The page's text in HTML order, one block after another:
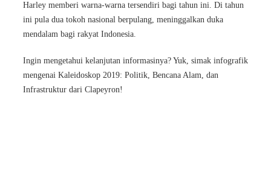
Harley memberi warna-warna tersendiri bagi tahun ini. Di tahun
ini pula dua tokoh nasional berpulang, meninggalkan duka
mendalam bagi rakyat Indonesia.
Ingin mengetahui kelanjutan informasinya? Yuk, simak infografik
mengenai Kaleidoskop 2019: Politik, Bencana Alam, dan
Infrastruktur dari Clapeyron!